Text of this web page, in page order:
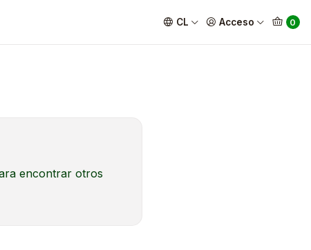
CL Acceso 0
encontrar otros